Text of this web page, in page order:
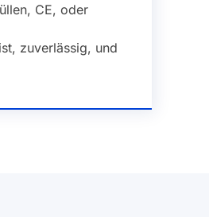
CE, oder
zuverlässig, und